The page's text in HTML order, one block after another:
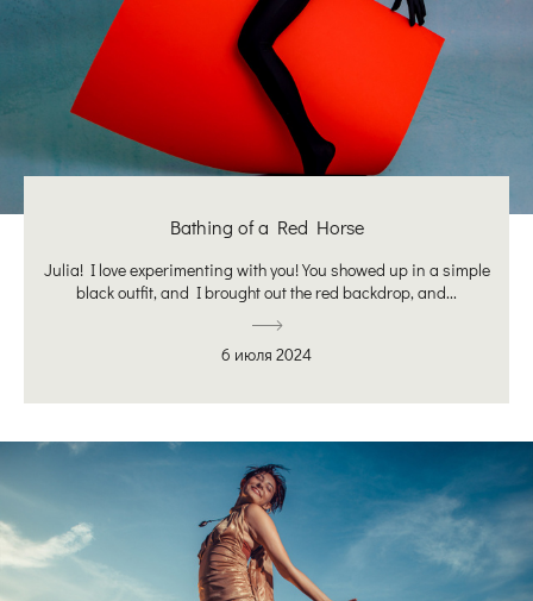
Bathing of a Red Horse
Julia! I love experimenting with you! You showed up in a simple
black outfit, and I brought out the red backdrop, and...
6 июля 2024